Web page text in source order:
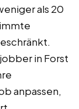
als 20
in Forst
anpassen,